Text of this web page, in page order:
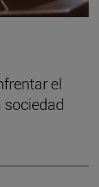
el
sociedad